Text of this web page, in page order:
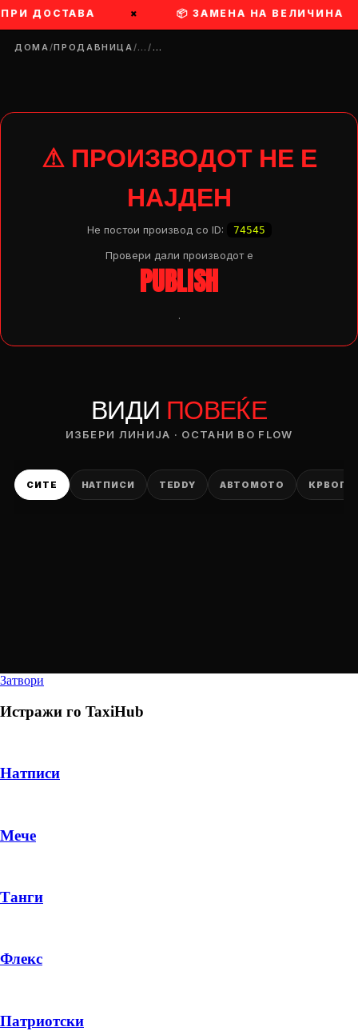
ДОСТАВА × 📦 ЗАМЕНА НА ВЕЛИЧИНА
ДОМА/ПРОДАВНИЦА/…/…
⚠ ПРОИЗВОДОТ НЕ Е
НАЈДЕН
Не постои производ со ID: 74545
Провери дали производот e
PUBLISH
.
ВИДИ ПОВЕЌЕ
ИЗБЕРИ ЛИНИЈА · ОСТАНИ ВО FLOW
СИТЕ НАТПИСИ TEDDY АВТОМОТО
PRODUCT
Затвори
Истражи го TaxiHub
Натписи
Мече
Танги
Флекс
Патриотски